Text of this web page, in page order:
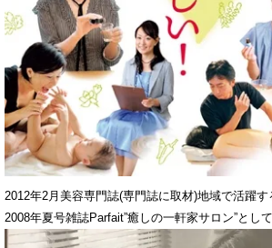
2012年2月美容専門誌(専門誌に取材)地域で活躍
2008年夏号雑誌Parfait”癒しの一軒家サロン”とし